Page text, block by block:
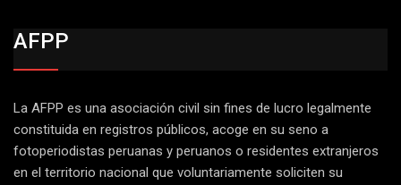
AFPP
La AFPP es una asociación civil sin fines de lucro legalmente
constituida en registros públicos, acoge en su seno a
fotoperiodistas peruanas y peruanos o residentes extranjeros
en el territorio nacional que voluntariamente soliciten su